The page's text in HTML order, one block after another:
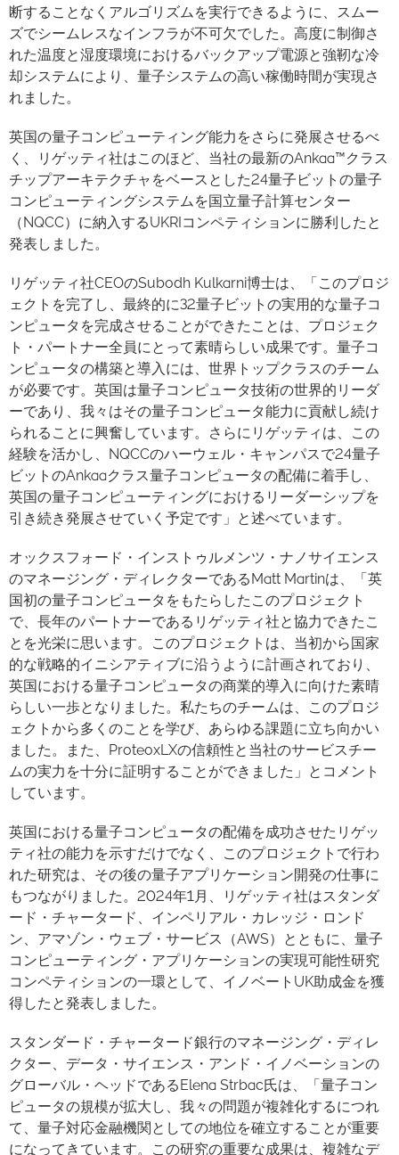
断することなくアルゴリズムを実行できるように、スムー
ズでシームレスなインフラが不可欠でした。高度に制御さ
れた温度と湿度環境におけるバックアップ電源と強靭な冷
却システムにより、量子システムの高い稼働時間が実現さ
れました。
英国の量子コンピューティング能力をさらに発展させるべ
く、リゲッティ社はこのほど、当社の最新のAnkaa™クラス
チップアーキテクチャをベースとした24量子ビットの量子
コンピューティングシステムを国立量子計算センター
（NQCC）に納入するUKRIコンペティションに勝利したと
発表しました。
リゲッティ社CEOのSubodh Kulkarni博士は、「このプロジ
ェクトを完了し、最終的に32量子ビットの実用的な量子コ
ンピュータを完成させることができたことは、プロジェク
ト・パートナー全員にとって素晴らしい成果です。量子コ
ンピュータの構築と導入には、世界トップクラスのチーム
が必要です。英国は量子コンピュータ技術の世界的リーダ
ーであり、我々はその量子コンピュータ能力に貢献し続け
られることに興奮しています。さらにリゲッティは、この
経験を活かし、NQCCのハーウェル・キャンパスで24量子
ビットのAnkaaクラス量子コンピュータの配備に着手し、
英国の量子コンピューティングにおけるリーダーシップを
引き続き発展させていく予定です」と述べています。
オックスフォード・インストゥルメンツ・ナノサイエンス
のマネージング・ディレクターであるMatt Martinは、「英
国初の量子コンピュータをもたらしたこのプロジェクト
で、長年のパートナーであるリゲッティ社と協力できたこ
とを光栄に思います。このプロジェクトは、当初から国家
的な戦略的イニシアティブに沿うように計画されており、
英国における量子コンピュータの商業的導入に向けた素晴
らしい一歩となりました。私たちのチームは、このプロジ
ェクトから多くのことを学び、あらゆる課題に立ち向かい
ました。また、ProteoxLXの信頼性と当社のサービスチー
ムの実力を十分に証明することができました」とコメント
しています。
英国における量子コンピュータの配備を成功させたリゲッ
ティ社の能力を示すだけでなく、このプロジェクトで行わ
れた研究は、その後の量子アプリケーション開発の仕事に
もつながりました。2024年1月、リゲッティ社はスタンダ
ード・チャータード、インペリアル・カレッジ・ロンド
ン、アマゾン・ウェブ・サービス（AWS）とともに、量子
コンピューティング・アプリケーションの実現可能性研究
コンペティションの一環として、イノベートUK助成金を獲
得したと発表しました。
スタンダード・チャータード銀行のマネージング・ディレ
クター、データ・サイエンス・アンド・イノベーションの
グローバル・ヘッドであるElena Strbac氏は、「量子コン
ピュータの規模が拡大し、我々の問題が複雑化するにつれ
て、量子対応金融機関としての地位を確立することが重要
になってきています。この研究の重要な成果は、複雑なデ